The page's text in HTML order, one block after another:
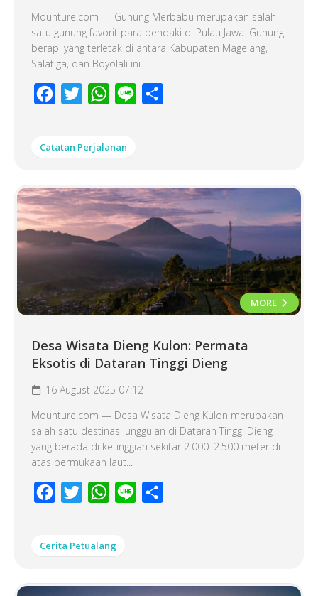
Mounture.com — Gunung Merbabu merupakan salah
satu gunung favorit para pendaki di Pulau Jawa. Gunung
berapi yang terletak di antara Kabupaten Magelang,
Salatiga, dan Boyolali ini...
Facebook
Twitter WhatsApp
Line
Catatan Perjalanan
MORE
Desa Wisata Dieng Kulon: Permata
Eksotis di Dataran Tinggi Dieng
16 August 2025 07:12
Mounture.com — Desa Wisata Dieng Kulon merupakan
salah satu destinasi unggulan di Dataran Tinggi Dieng
yang berada di ketinggian sekitar 2.000–2.500 meter di
atas permukaan laut...
Facebook
Twitter WhatsApp
Line
Cerita Petualang